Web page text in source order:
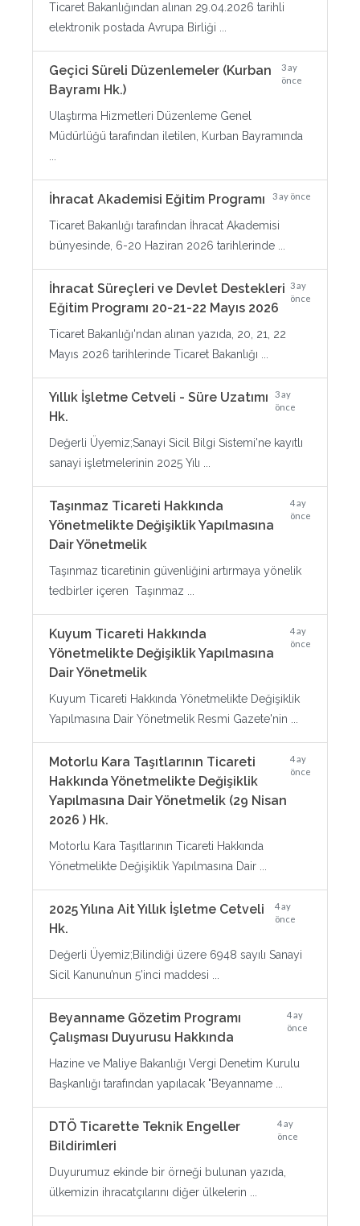
Ticaret Bakanlığından alınan 29.04.2026 tarihli
elektronik postada Avrupa Birliği ...
Geçici Süreli Düzenlemeler (Kurban
Bayramı Hk.)
3 ay
önce
Ulaştırma Hizmetleri Düzenleme Genel
Müdürlüğü tarafından iletilen, Kurban Bayramında
İhracat Akademisi Eğitim Programı 3 ay önce
Ticaret Bakanlığı tarafından İhracat Akademisi
bünyesinde, 6-20 Haziran 2026 tarihlerinde ...
İhracat Süreçleri ve Devlet Destekleri
Eğitim Programı 20-21-22 Mayıs 2026
3 ay
önce
Ticaret Bakanlığı'ndan alınan yazıda, 20, 21, 22
Mayıs 2026 tarihlerinde Ticaret Bakanlığı ...
Yıllık İşletme Cetveli - Süre Uzatımı
Hk.
3 ay
önce
Değerli Üyemiz;Sanayi Sicil Bilgi Sistemi'ne kayıtlı
sanayi işletmelerinin 2025 Yılı ...
Taşınmaz Ticareti Hakkında
Yönetmelikte Değişiklik Yapılmasına
Dair Yönetmelik
4 ay
önce
Taşınmaz ticaretinin güvenliğini artırmaya yönelik
tedbirler içeren Taşınmaz ...
Kuyum Ticareti Hakkında
Yönetmelikte Değişiklik Yapılmasına
Dair Yönetmelik
4 ay
önce
Kuyum Ticareti Hakkında Yönetmelikte Değişiklik
Yapılmasına Dair Yönetmelik Resmi Gazete'nin ...
Motorlu Kara Taşıtlarının Ticareti
Hakkında Yönetmelikte Değişiklik
Yapılmasına Dair Yönetmelik (29 Nisan
2026 ) Hk.
4 ay
önce
Motorlu Kara Taşıtlarının Ticareti Hakkında
Yönetmelikte Değişiklik Yapılmasına Dair ...
2025 Yılına Ait Yıllık İşletme Cetveli
Hk.
4 ay
önce
Değerli Üyemiz;Bilindiği üzere 6948 sayılı Sanayi
Sicil Kanunu’nun 5’inci maddesi ...
Beyanname Gözetim Programı
Çalışması Duyurusu Hakkında
4 ay
önce
Hazine ve Maliye Bakanlığı Vergi Denetim Kurulu
Başkanlığı tarafından yapılacak "Beyanname ...
DTÖ Ticarette Teknik Engeller
Bildirimleri
4 ay
önce
Duyurumuz ekinde bir örneği bulunan yazıda,
ülkemizin ihracatçılarını diğer ülkelerin ...